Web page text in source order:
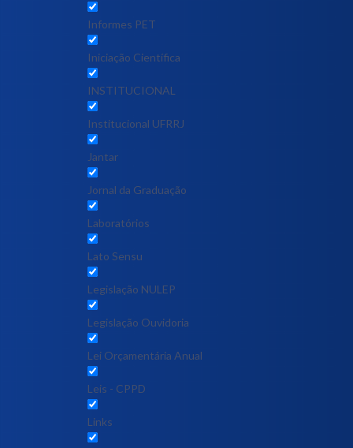
Informes PET
Iniciação Científica
INSTITUCIONAL
Institucional UFRRJ
Jantar
Jornal da Graduação
Laboratórios
Lato Sensu
Legislação NULEP
Legislação Ouvidoria
Lei Orçamentária Anual
Leis - CPPD
Links